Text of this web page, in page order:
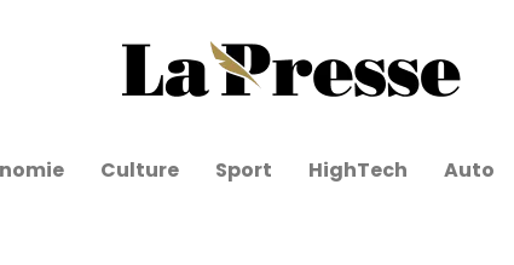
Culture Sport HighTech Auto